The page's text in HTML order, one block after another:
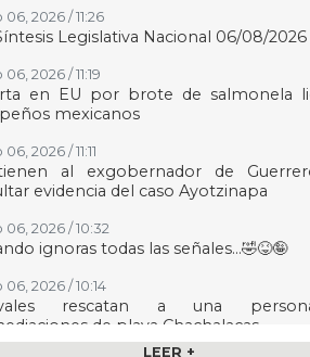
2026 / 11:26
Legislativa Nacional 06/08/2026
2026 / 11:19
en EU por brote de salmonela
mexicanos
2026 / 11:11
al exgobernador de
evidencia del caso Ayotzinapa
06, 2026 / 10:32
ignoras todas las señales…🤣😝🤪
06, 2026 / 10:14
rescatan a una
de playa Chachalacas
LEER +